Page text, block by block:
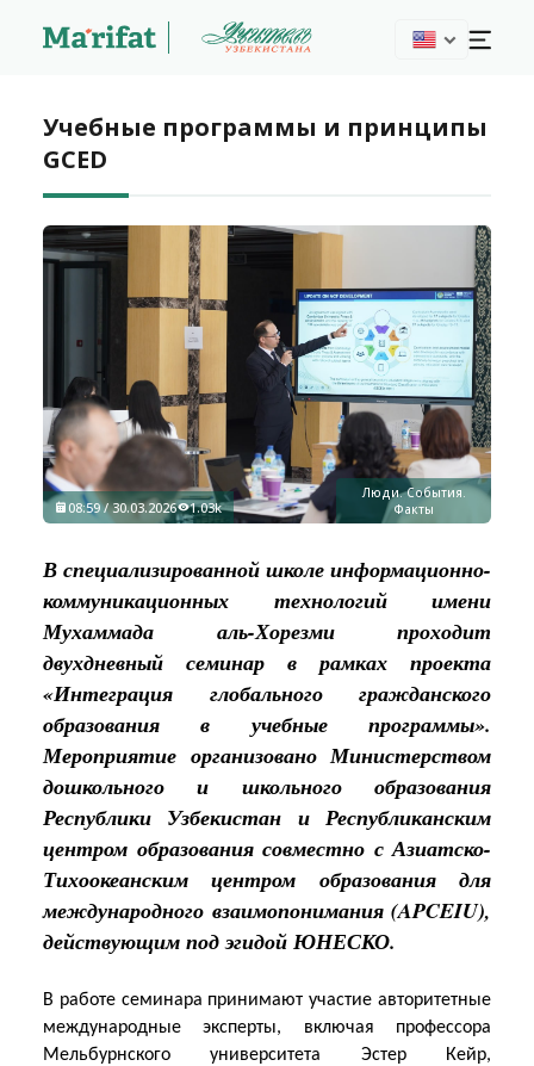
Учебные программы и принципы
GCED
Люди. События.
Факты
08:59 / 30.03.2026 1.03k
В специализированной школе информационно-
коммуникационных технологий имени
Мухаммада аль-Хорезми проходит
двухдневный семинар в рамках проекта
«Интеграция глобального гражданского
образования в учебные программы».
Мероприятие организовано Министерством
дошкольного и школьного образования
Республики Узбекистан и Республиканским
центром образования совместно с Азиатско-
Тихоокеанским центром образования для
международного взаимопонимания (APCEIU),
действующим под эгидой ЮНЕСКО.
В работе семинара принимают участие авторитетные
международные эксперты, включая профессора
Мельбурнского университета Эстер Кейр,